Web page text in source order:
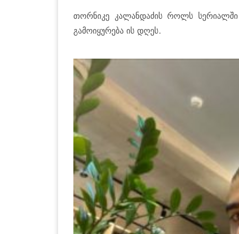
თორნიკე კალანდაძის როლს სერიალში
გამოიყურება ის დღეს.